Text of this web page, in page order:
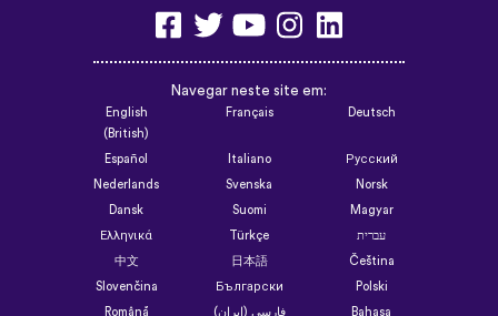
Navegar neste site em:
English
(British)
Français Deutsch
Español Italiano Русский
Nederlands Svenska Norsk
Dansk Suomi Magyar
Ελληνικά Türkçe עברית
中文 日本語 Čeština
Slovenčina Български Polski
Română فارسی (ایران) Bahasa